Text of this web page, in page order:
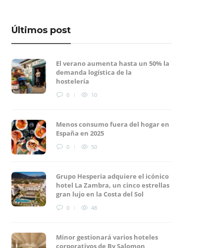
Últimos post
El verano aumenta hasta un 50% la
demanda logística de la
hostelería
0 10
Menos consumo fuera del hogar en
España en 2025
0 50
Grupo Hesperia adquiere el icónico
hotel La Zambra, un cinco estrellas
gran lujo en la Costa del Sol
0 48
Minor gestionará varios hoteles
corporativos de By Salomon